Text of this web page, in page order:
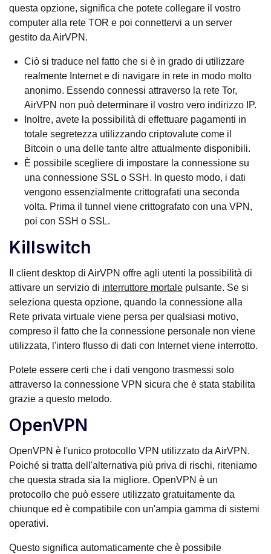
questa opzione, significa che potete collegare il vostro
computer alla rete TOR e poi connettervi a un server
gestito da AirVPN.
Ciò si traduce nel fatto che si è in grado di utilizzare
realmente Internet e di navigare in rete in modo molto
anonimo. Essendo connessi attraverso la rete Tor,
AirVPN non può determinare il vostro vero indirizzo IP.
Inoltre, avete la possibilità di effettuare pagamenti in
totale segretezza utilizzando criptovalute come il
Bitcoin o una delle tante altre attualmente disponibili.
È possibile scegliere di impostare la connessione su
una connessione SSL o SSH. In questo modo, i dati
vengono essenzialmente crittografati una seconda
volta. Prima il tunnel viene crittografato con una VPN,
poi con SSH o SSL.
Killswitch
Il client desktop di AirVPN offre agli utenti la possibilità di
attivare un servizio di interruttore mortale pulsante. Se si
seleziona questa opzione, quando la connessione alla
Rete privata virtuale viene persa per qualsiasi motivo,
compreso il fatto che la connessione personale non viene
utilizzata, l'intero flusso di dati con Internet viene interrotto.
Potete essere certi che i dati vengono trasmessi solo
attraverso la connessione VPN sicura che è stata stabilita
grazie a questo metodo.
OpenVPN
OpenVPN è l'unico protocollo VPN utilizzato da AirVPN.
Poiché si tratta dell'alternativa più priva di rischi, riteniamo
che questa strada sia la migliore. OpenVPN è un
protocollo che può essere utilizzato gratuitamente da
chiunque ed è compatibile con un'ampia gamma di sistemi
operativi.
Questo significa automaticamente che è possibile